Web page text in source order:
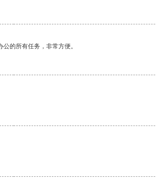
的所有任务，非常方便。